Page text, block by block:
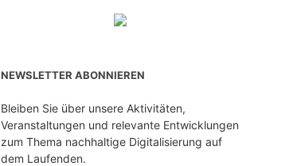
NEWSLETTER ABONNIEREN
Bleiben Sie über unsere Aktivitäten,
Veranstaltungen und relevante Entwicklungen
zum Thema nachhaltige Digitalisierung auf
dem Laufenden.